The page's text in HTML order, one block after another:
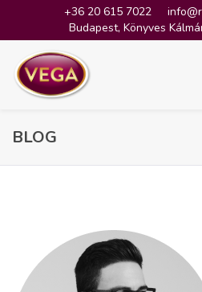
+36 20 615 7022
Budapest, Könyves
BLOG